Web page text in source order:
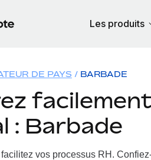
Les produits
DE PAYS BARBADE
facilement
: Barbade
vos processus RH.